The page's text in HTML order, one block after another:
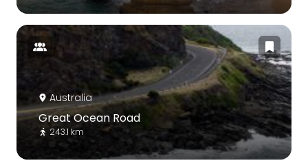
Australia
Great Ocean Road
243.1 km